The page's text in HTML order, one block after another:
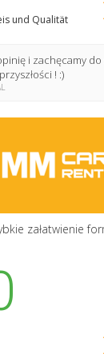
und Qualität
i zachęcamy
! :)
załatwienie